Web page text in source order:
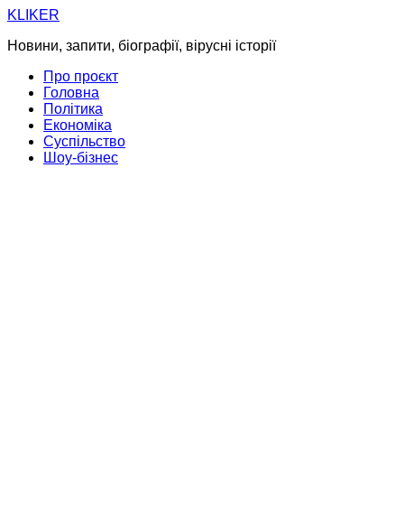
Skip
content
KLIKER
Новини, запити, біографії, вірусні історії
Про проєкт
Головна
Політика
Економіка
Суспільство
Шоу-бізнес